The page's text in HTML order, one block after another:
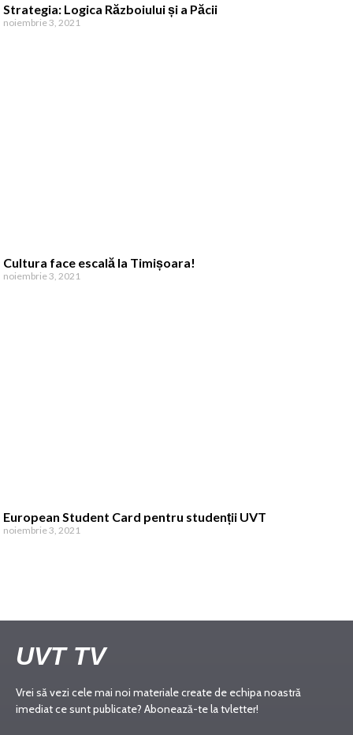
Strategia: Logica Războiului și a Păcii
noiembrie 3, 2021
Cultura face escală la Timișoara!
noiembrie 3, 2021
European Student Card pentru studenții UVT
noiembrie 3, 2021
UVT TV
Vrei să vezi cele mai noi materiale create de echipa noastră
imediat ce sunt publicate? Abonează-te la tvletter!